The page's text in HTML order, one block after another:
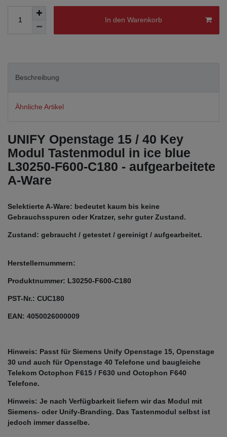
In den Warenkorb
Beschreibung
Ähnliche Artikel
UNIFY Openstage 15 / 40 Key
Modul Tastenmodul in ice blue
L30250-F600-C180 - aufgearbeitete
A-Ware
Selektierte A-Ware: bedeutet kaum bis keine
Gebrauchsspuren oder Kratzer, sehr guter Zustand.
Zustand: gebraucht / getestet / gereinigt / aufgearbeitet.
Herstellernummern:
Produktnummer: L30250-F600-C180
PST-Nr.: CUC180
EAN: 4050026000009
Hinweis: Passt für Siemens Unify Openstage 15, Openstage
30 und auch für Openstage 40 Telefone und baugleiche
Telekom Octophon F615 / F630 und Octophon F640
Telefone.
Hinweis: Je nach Verfügbarkeit liefern wir das Modul mit
Siemens- oder Unify-Branding. Das Tastenmodul selbst ist
jedoch immer dasselbe.